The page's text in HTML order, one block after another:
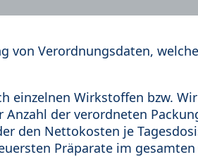
Verordnungsdaten,
einzelnen Wirkstoffen bzw.
der verordneten
den Nettokosten je
Präparate im